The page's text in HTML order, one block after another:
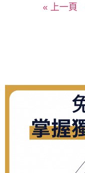
« 上一頁